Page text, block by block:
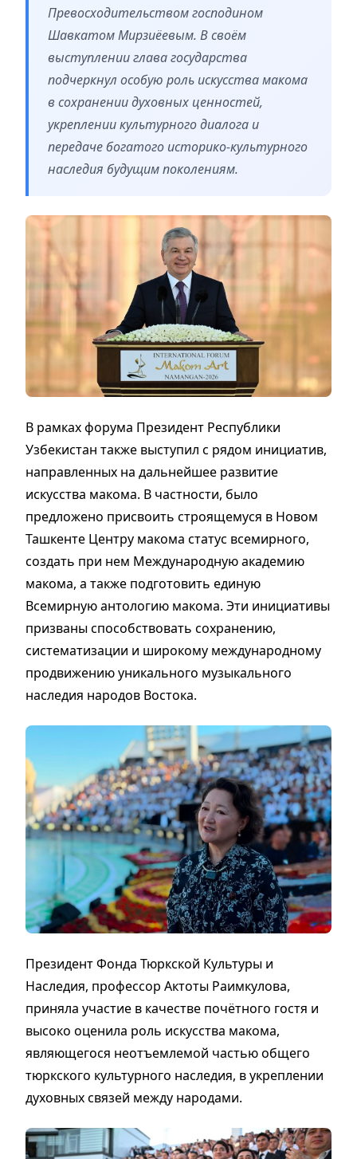
Превосходительством господином
Шавкатом Мирзиёевым. В своём
выступлении глава государства
подчеркнул особую роль искусства макома
в сохранении духовных ценностей,
укреплении культурного диалога и
передаче богатого историко-культурного
наследия будущим поколениям.
В рамках форума Президент Республики
Узбекистан также выступил с рядом инициатив,
направленных на дальнейшее развитие
искусства макома. В частности, было
предложено присвоить строящемуся в Новом
Ташкенте Центру макома статус всемирного,
создать при нем Международную академию
макома, а также подготовить единую
Всемирную антологию макома. Эти инициативы
призваны способствовать сохранению,
систематизации и широкому международному
продвижению уникального музыкального
наследия народов Востока.
Президент Фонда Тюркской Культуры и
Наследия, профессор Актоты Раимкулова,
приняла участие в качестве почётного гостя и
высоко оценила роль искусства макома,
являющегося неотъемлемой частью общего
тюркского культурного наследия, в укреплении
духовных связей между народами.